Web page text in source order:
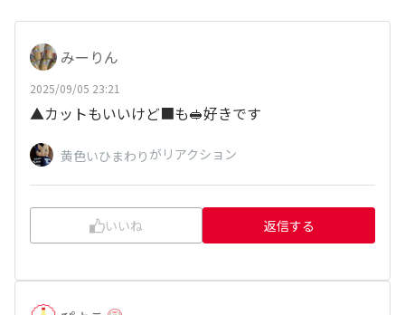
みーりん
2025/09/05 23:21
▲カットもいいけど■も🥪好きです
黄色いひまわり がリアクション
いいね 返信する